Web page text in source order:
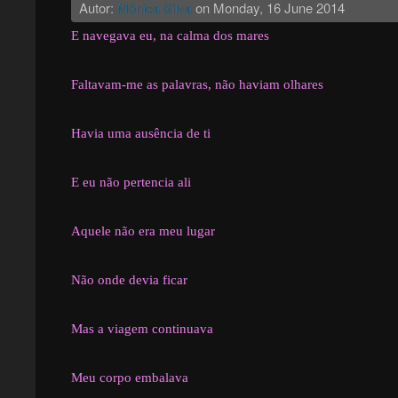
Autor: Mónica Silvaon Monday, 16 June 2014
E navegava eu, na calma dos mares
Faltavam-me as palavras, não haviam olhares
Havia uma ausência de ti
E eu não pertencia ali
Aquele não era meu lugar
Não onde devia ficar
Mas a viagem continuava
Meu corpo embalava